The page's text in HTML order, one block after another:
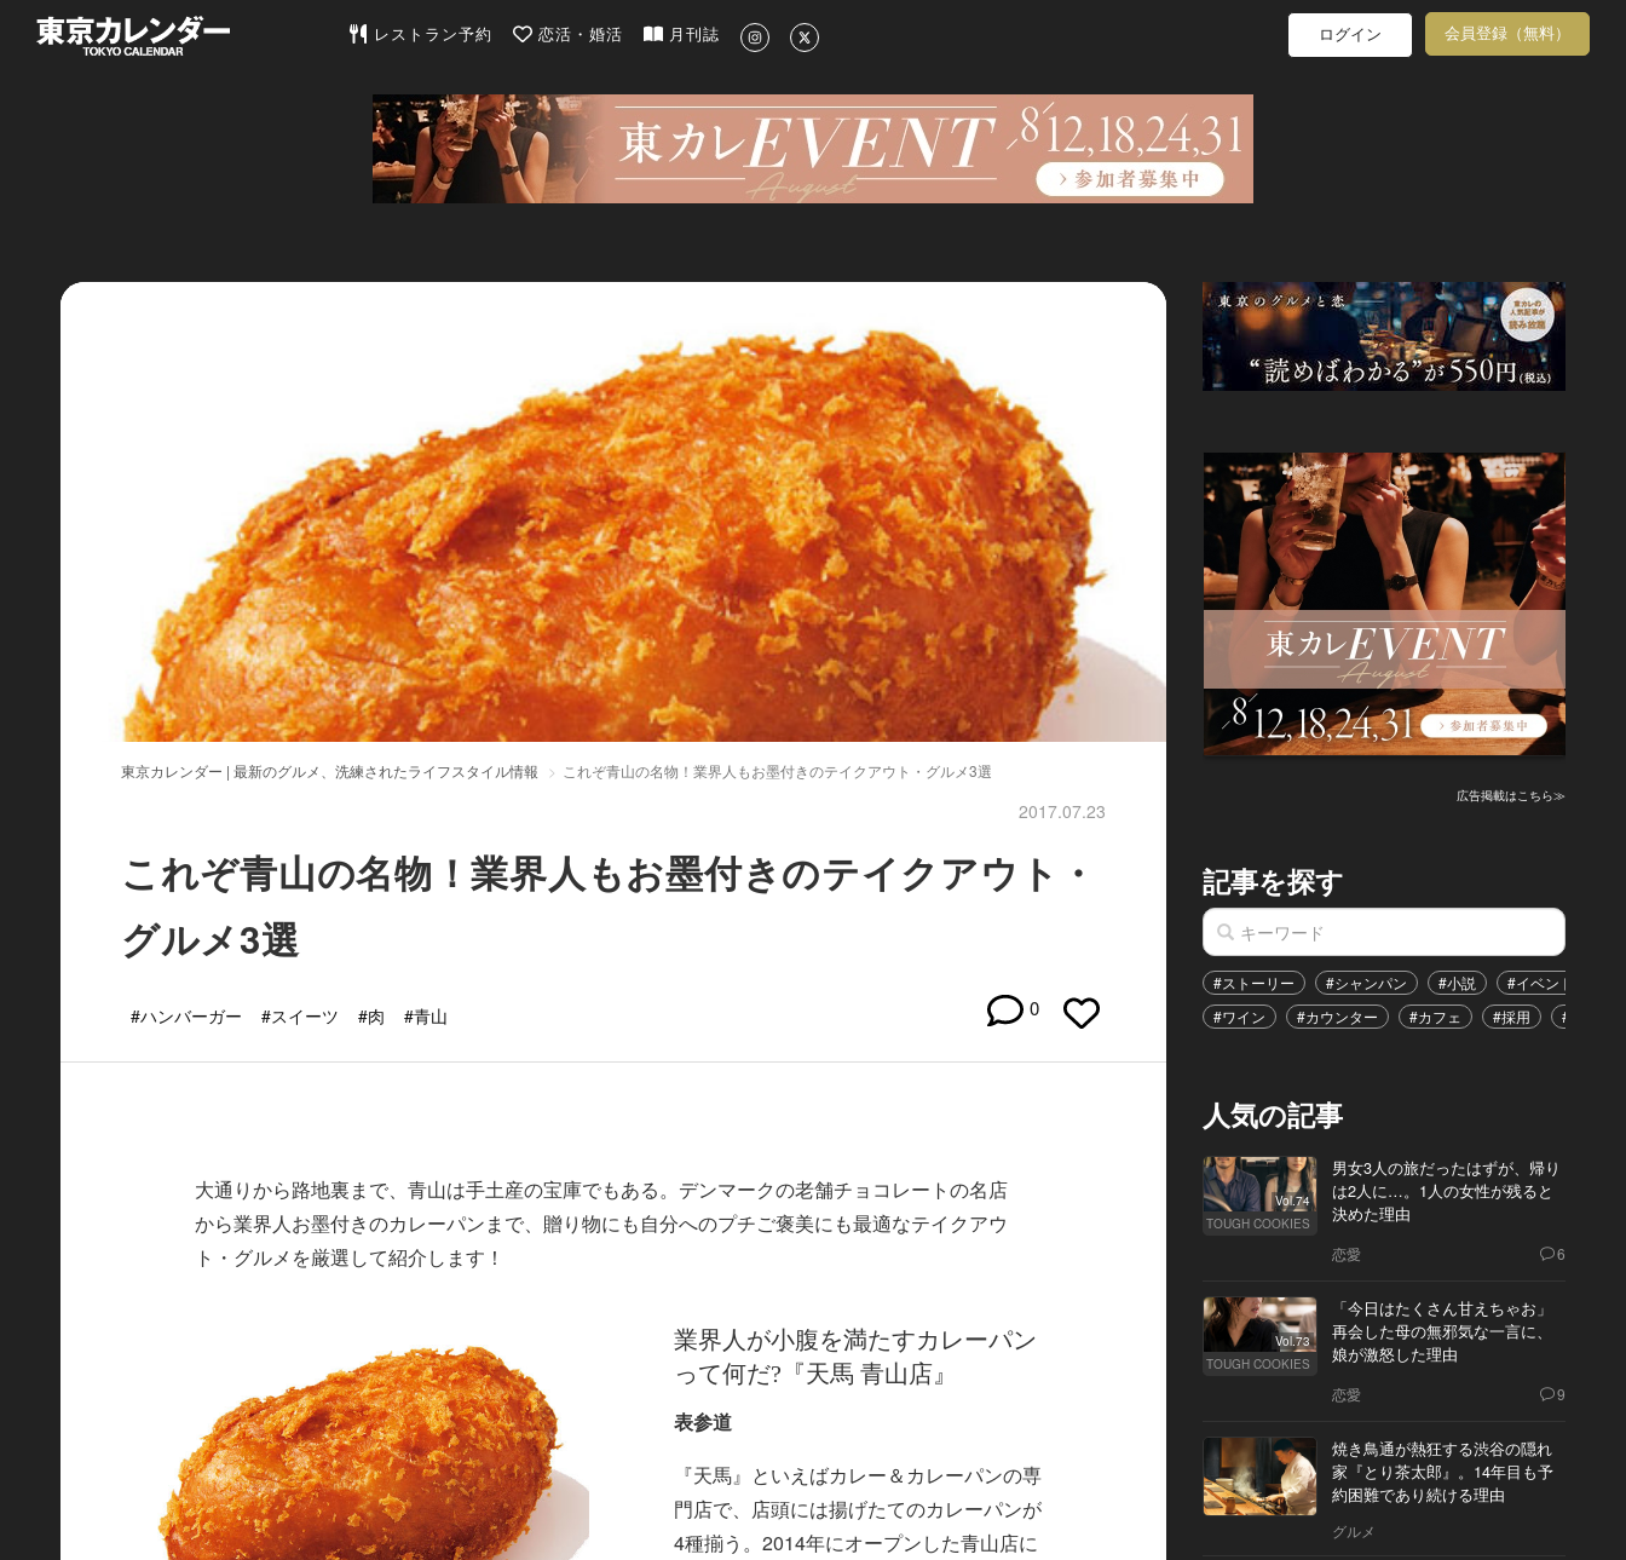
東京カレンダー | 最新のグルメ、洗練されたライフスタイル情報
レストラン予約 恋活・婚活 月刊誌 ログイン 会員登録（無料）
東京カレンダー | 最新のグルメ、洗練されたライフスタイル情報 これぞ青山の名物！業界人もお墨付きのテイクアウト・グルメ3選
2017.07.23
これぞ青山の名物！業界人もお墨付きのテイクアウト・
グルメ3選
#ハンバーガー #スイーツ #肉 #青山 0
大通りから路地裏まで、青山は手土産の宝庫でもある。デンマークの老舗チョコレートの名店
から業界人お墨付きのカレーパンまで、贈り物にも自分へのプチご褒美にも最適なテイクアウ
ト・グルメを厳選して紹介します！
業界人が小腹を満たすカレーパン
って何だ?『天馬 青山店』
表参道
『天馬』といえばカレー＆カレーパンの専
門店で、店頭には揚げたてのカレーパンが
4種揃う。2014年にオープンした青山店に
広告掲載はこちら≫
記事を探す
#ストーリー #シャンパン #小説 #イベント
#ワイン
#カウンター #カフェ #採用 #恋愛
人気の記事
Vol.74
TOUGH COOKIES
男女3人の旅だったはずが、帰り
は2人に…。1人の女性が残ると
決めた理由
恋愛 6
Vol.73
TOUGH COOKIES
「今日はたくさん甘えちゃお」
再会した母の無邪気な一言に、
娘が激怒した理由
恋愛 9
焼き鳥通が熱狂する渋谷の隠れ
家『とり茶太郎』。14年目も予
約困難であり続ける理由
グルメ